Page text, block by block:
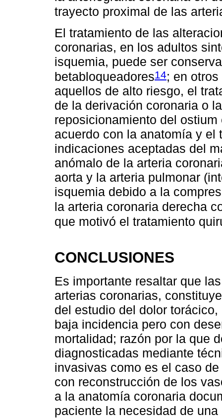
trayecto proximal de las
El tratamiento de las
coronarias, en los adultos
isquemia, puede ser
betabloqueadores14; en
aquellos de alto riesgo, el
de la derivación coronaria o
reposicionamiento del
acuerdo con la anatomía y el
indicaciones aceptadas del
anómalo de la arteria
aorta y la arteria pulmonar
isquemia debido a la
la arteria coronaria derecha
que motivó el tratamiento
CONCLUSIONES
Es importante resaltar que
arterias coronarias,
del estudio del dolor
baja incidencia pero con
mortalidad; razón por la que
diagnosticadas mediante
invasivas como es el caso
con reconstrucción de los
a la anatomía coronaria
paciente la necesidad de